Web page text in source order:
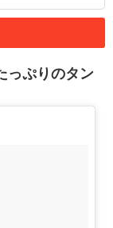
っぷりのタン